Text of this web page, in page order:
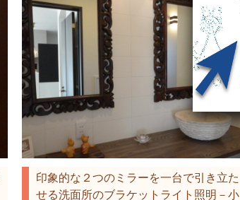
印象的な２つのミラーを一台で引き立た
せる洗面所のブラケットライト照明－小